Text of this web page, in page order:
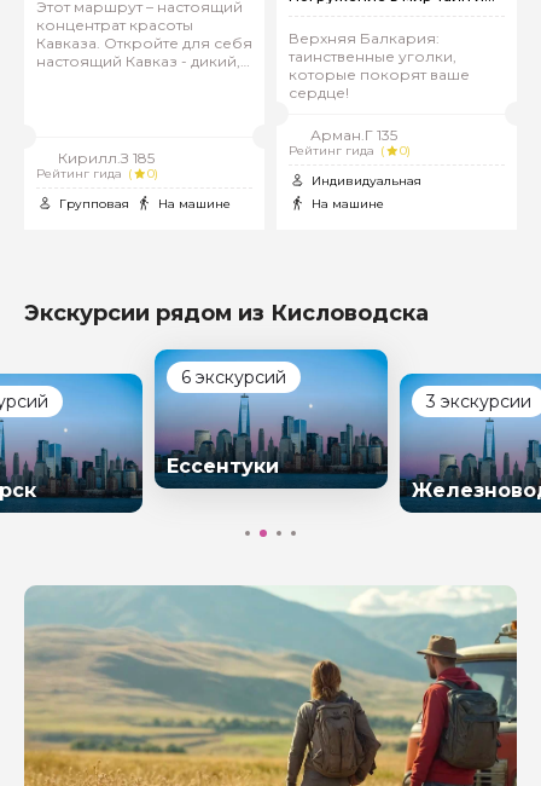
Этот маршрут – настоящий
концентрат красоты
Кавказа. Откройте для себя
настоящий Кавказ - дикий,
Кирилл.З 185
Рейтинг гида (
0)
Групповая
На машине
чудес Кавказа
Верхняя Балкария:
таинственные уголки,
которые покорят ваше
сердце!
Арман.Г 135
Рейтинг гида (
0)
Индивидуальная
На машине
Экскурсии рядом из Кисловодска
6 экскурсий
Ессентуки
3 экскурсии